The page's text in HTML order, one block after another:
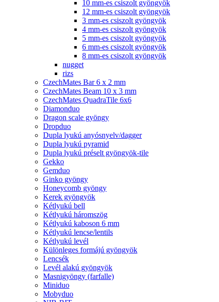
10 mm-es csiszolt gyöngyök
12 mm-es csiszolt gyöngyök
3 mm-es csiszolt gyöngyök
4 mm-es csiszolt gyöngyök
5 mm-es csiszolt gyöngyök
6 mm-es csiszolt gyöngyök
8 mm-es csiszolt gyöngyök
nugget
rizs
CzechMates Bar 6 x 2 mm
CzechMates Beam 10 x 3 mm
CzechMates QuadraTile 6x6
Diamonduo
Dragon scale gyöngy
Dropduo
Dupla lyukú anyósnyelv/dagger
Dupla lyukú pyramid
Dupla lyukú préselt gyöngyök-tile
Gekko
Gemduo
Ginko gyöngy
Honeycomb gyöngy
Kerek gyöngyök
Kétlyukú bell
Kétlyukú háromszög
Kétlyukú kaboson 6 mm
Kétlyukú lencse/lentils
Kétlyukú levél
Különleges formájú gyöngyök
Lencsék
Levél alakú gyöngyök
Masnigyöngy (farfalle)
Miniduo
Mobyduo